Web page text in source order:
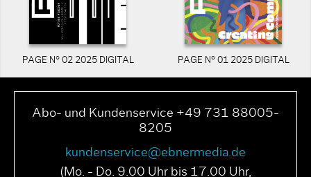
PAGE N° 02 2025 DIGITAL PAGE N° 01 2025 DIGITAL
Abo- und Kundenservice +49 731 88005-
8205
kundenservice@ebnermedia.de
(Mo. - Do. 9.00 Uhr bis 17.00 Uhr,